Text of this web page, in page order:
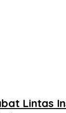
Lintas